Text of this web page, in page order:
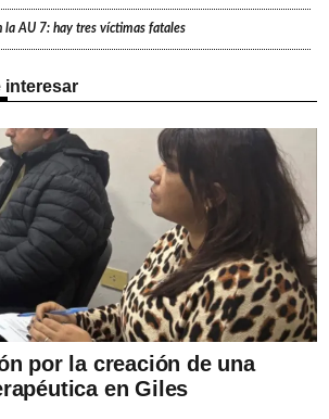
la AU 7: hay tres víctimas fatales
interesar
por la creación de una
en Giles